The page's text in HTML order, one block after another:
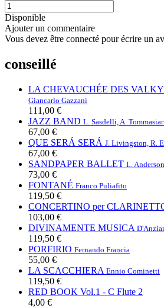
Disponible
Ajouter un commentaire
Vous devez être connecté pour écrire un
conseillé
LA CHEVAUCHÉE DES
Giancarlo Gazzani
111,00 €
JAZZ BAND L. Sasdelli, A. Tommasi
67,00 €
QUE SERÁ SERÁ J. Livingston, R.
67,00 €
SANDPAPER BALLET L. Anderson
73,00 €
FONTANÉ Franco Puliafito
119,50 €
CONCERTINO per
103,00 €
DIVINAMENTE MUSICA D'Anzi
119,50 €
PORFIRIO Fernando Francia
55,00 €
LA SCACCHIERA Ennio Cominetti
119,50 €
RED BOOK Vol.1 - C Flute 2
4,00 €